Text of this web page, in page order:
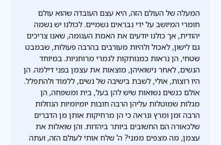
המעלה של העולם הזה, היא עצם העובדה שהוא עולם
חומרי המיושב על ידי נבראים גשמיים. לכולנו יש נשמה
יהודית, אך כולנו יודעים את האמת העגומה, שאנו צריכים
גם לישון, לאכול ולהיות מעורבים בהרבה פעולות, שבמבט
שטחי, הן נראות כמנותקות לגמרי מרוחניות. במיוחד
הנשים, לאחר נישואיהן, מוצאות את עצמן בפני דילמה. הן
היו רוצות, אולי, לשבת בישיבה של נשים, ללמוד ולהתפלל.
אולם כנשים נשואות שיש להן בעל, בית ומשפחה, הן
מגלות שמוטלות עליהן הרבה חובות יומיומיות הגוזלות
הרבה זמן ומרץ ונראה כי הן מרחיקות אותן מן הדברים
שלכאורה הם החשובים ביותר ביהדות. והן שואלות את
עצמן, מה מצפים ממני? ה' שלח אותי לעולם הזה, ועתה